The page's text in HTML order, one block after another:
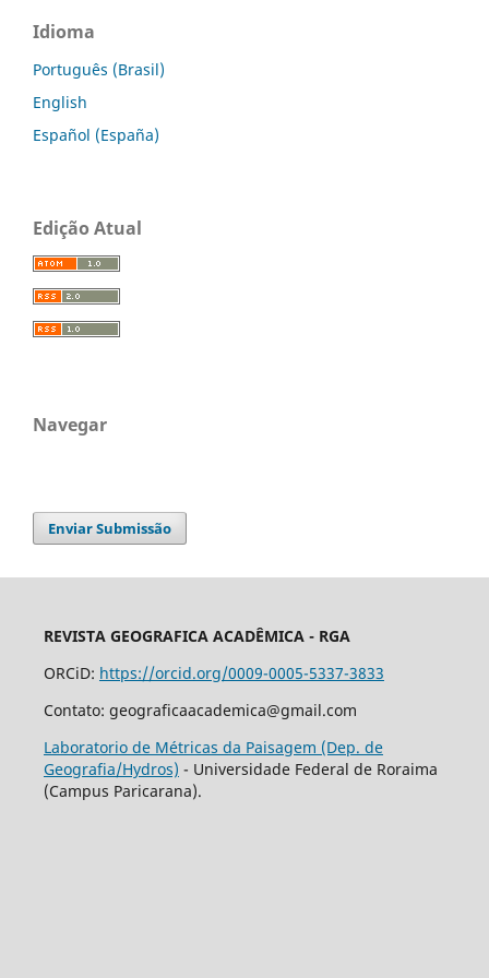
Idioma
Português (Brasil)
English
Español (España)
Edição Atual
Navegar
Enviar Submissão
REVISTA GEOGRAFICA ACADÊMICA - RGA
ORCiD: https://orcid.org/0009-0005-5337-3833
Contato: geograficaacademica@gmail.com
Laboratorio de Métricas da Paisagem (Dep. de
Geografia/Hydros) - Universidade Federal de Roraima
(Campus Paricarana).